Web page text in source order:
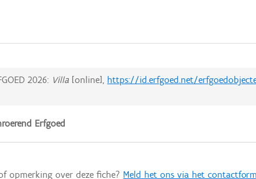
2026: Villa [online], https://id.erfgoed.net/
Erfgoed
opmerking over deze fiche? Meld het ons via het